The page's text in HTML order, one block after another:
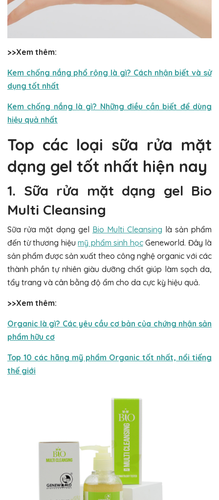
>>Xem thêm:
Kem chống nắng phổ rộng là gì? Cách nhận biết và sử
dụng tốt nhất
Kem chống nắng là gì? Những điều cần biết để dùng
hiệu quả nhất
Top các loại sữa rửa mặt
dạng gel tốt nhất hiện nay
1. Sữa rửa mặt dạng gel Bio
Multi Cleansing
Sữa rửa mặt dạng gel Bio Multi Cleansing là sản phẩm
đến từ thương hiệu mỹ phẩm sinh họcGeneworld. Đây là
sản phẩm được sản xuất theo công nghệ organic với các
thành phần tự nhiên giàu dưỡng chất giúp làm sạch da,
tẩy trang và cân bằng độ ẩm cho da cực kỳ hiệu quả.
>>Xem thêm:
Organic là gì? Các yêu cầu cơ bản của chứng nhận sản
phẩm hữu cơ
Top 10 các hãng mỹ phẩm Organic tốt nhất, nổi tiếng
thế giới